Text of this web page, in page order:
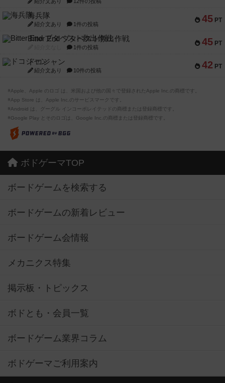
45 PT
海兵隊
紹介文あり 1件の投稿
45 PT
Bitter End ブタペスト救出作戦
1件の投稿
42 PT
ドコジャン
紹介文あり 10件の投稿
※Apple、Apple のロゴ は、米国および他の国々で登録されたApple Inc.の商標です。
※App Store は、Apple Inc.のサービスマークです。
※Android は、グーグル インコーポレイテッドの商標または登録商標です。
※Google Play とそのロゴは、Google Inc.の商標または登録商標です。
ボドゲーマTOP
ボードゲームを検索する
ボードゲームの新着レビュー
ボードゲーム会情報
メカニクス特集
掲示板・トピックス
ボドとも・会員一覧
ボードゲーム業界コラム
ボドゲーマご利用案内